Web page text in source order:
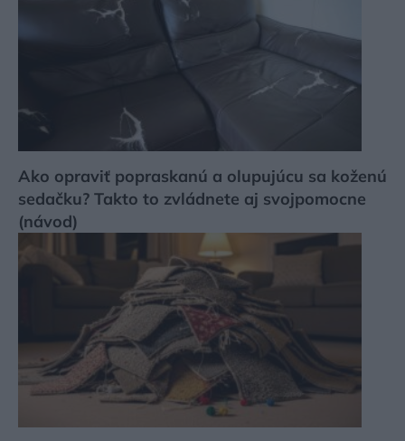
Ako opraviť popraskanú a olupujúcu sa koženú
sedačku? Takto to zvládnete aj svojpomocne
(návod)